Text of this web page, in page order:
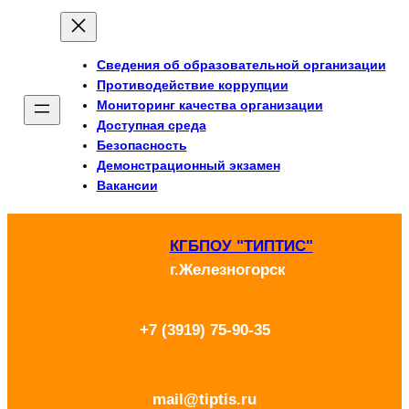
Перейти
содержимому
Сведения об образовательной организации
Противодействие коррупции
Мониторинг качества организации
Доступная среда
Безопасность
Демонстрационный экзамен
Вакансии
КГБПОУ "ТИПТИС"
г.Железногорск
+7 (3919) 75-90-35
mail@tiptis.ru